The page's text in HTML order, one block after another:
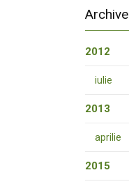
Archive
2012
iulie
2013
aprilie
2015